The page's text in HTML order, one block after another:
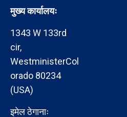
मुख्य कार्यालयः
1343 W 133rd
cir,
WestministerCol
orado 80234
(USA)
इमेल ठेगानाः